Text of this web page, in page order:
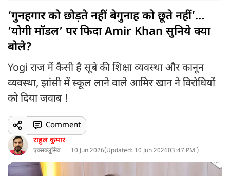
‘गुनहगार को छोड़ते नहीं बेगुनाह को छूते नहीं’…
‘योगी मॉडल’ पर फिदा Amir Khan सुनिये क्या
बोले?
Yogi राज में कैसी है सूबे की शिक्षा व्यवस्था और कानून
व्यवस्था, झांसी में स्कूल लाने वाले आमिर खान ने विरोधियों
को दिया जवाब !
राहुल कुमार
एक्सक्लूसिव 10 Jun 2026(Updated: 10 Jun 202603:47 PM )
Comment